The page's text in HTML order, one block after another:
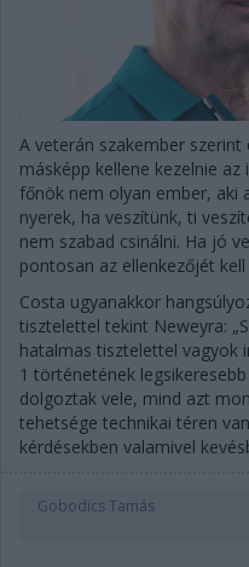
A veterán szakember
másképp kellene kezelnie
főnök nem olyan ember, aki
nyerek, ha veszítünk, ti
nem szabad csinálni. Ha jó
pontosan az ellenkezőjét kell
Costa ugyanakkor
tisztelettel tekint Neweyra:
hatalmas tisztelettel vagyok
1 történetének
dolgoztak vele, mind azt
tehetsége technikai téren
kérdésekben valamivel
Gobodics Tamás